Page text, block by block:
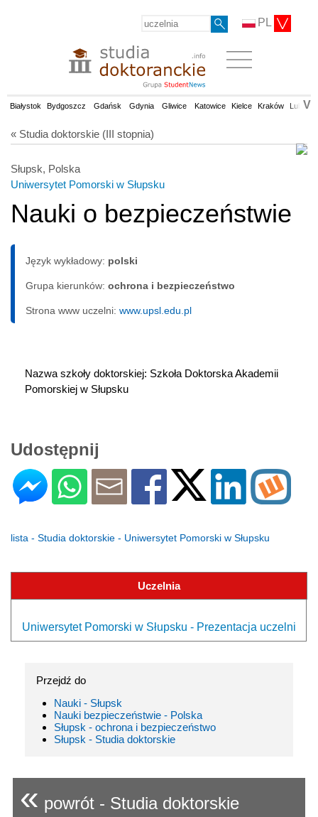
PL
Białystok Bydgoszcz Gdańsk Gdynia Gliwice Katowice Kielce Kraków Lublin
V
« Studia doktorskie (III stopnia)
Słupsk, Polska
Uniwersytet Pomorski w Słupsku
Nauki o bezpieczeństwie
Język wykładowy: polski
Grupa kierunków: ochrona i bezpieczeństwo
Strona www uczelni: www.upsl.edu.pl
Nazwa szkoły doktorskiej: Szkoła Doktorska Akademii
Pomorskiej w Słupsku
Udostępnij
lista - Studia doktorskie - Uniwersytet Pomorski w Słupsku
Uczelnia
Uniwersytet Pomorski w Słupsku - Prezentacja uczelni
Przejdź do
Nauki - Słupsk
Nauki bezpieczeństwie - Polska
Słupsk - ochrona i bezpieczeństwo
Słupsk - Studia doktorskie
« powrót - Studia doktorskie